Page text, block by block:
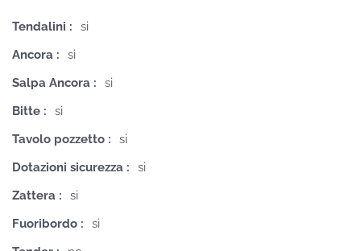
Tendalini :
si
Ancora :
si
Salpa Ancora :
si
Bitte :
si
Tavolo pozzetto :
si
Dotazioni sicurezza :
si
Zattera :
si
Fuoribordo :
si